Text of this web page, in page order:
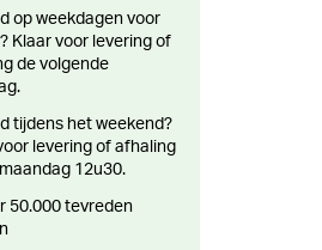
Klaar voor levering of
de volgende
levering of afhaling
12u30.